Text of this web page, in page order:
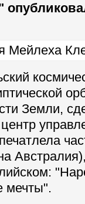
Земли,
мечты".